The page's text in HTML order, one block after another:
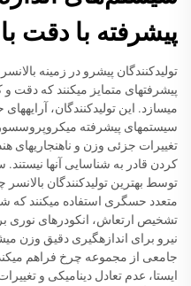
پیشرفته با دقت
تولیدکنندگان پیشرو در زمینه
پیشرفتهای متمایز میکنند که دقت
میسازد. این تولیدکنندگان،
سیستمهای پیشرفته
تغییرات جزئی وزن و
کردن قادر به شناسایی آنها
توسط بهترین تولیدکنندگان
متعدد حسگری استفاده میکنند که
تشخیص ارتعاش، انکودرهای نوری
نیرو برای اندازهگیری دقیق وزن
جامعی از مجموعه چرخ فراهم
ایستا، عدم تعادل دینامیکی و